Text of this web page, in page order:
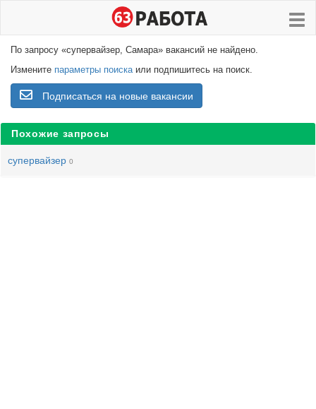
По запросу «супервайзер, Самара» вакансий не найдено.
Измените параметры поискаили подпишитесь на поиск.
Подписаться на новые вакансии
Похожие запросы
супервайзер 0